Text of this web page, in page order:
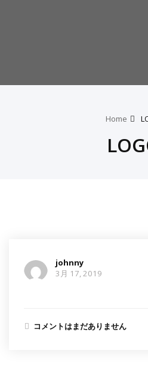
Home
johnny
3月 17, 2019
コメントはまだありません